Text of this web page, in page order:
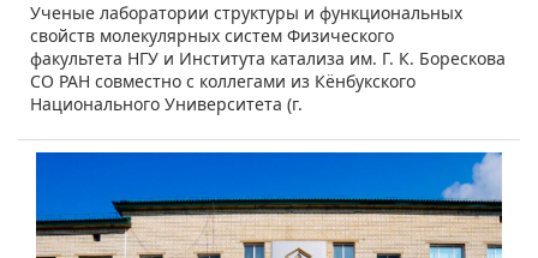
​​Ученые лаборатории структуры и функциональных
свойств молекулярных систем Физического
факультета НГУ и Института катализа им. Г. К. Борескова
СО РАН совместно с коллегами из Кёнбукского
Национального Университета (г.